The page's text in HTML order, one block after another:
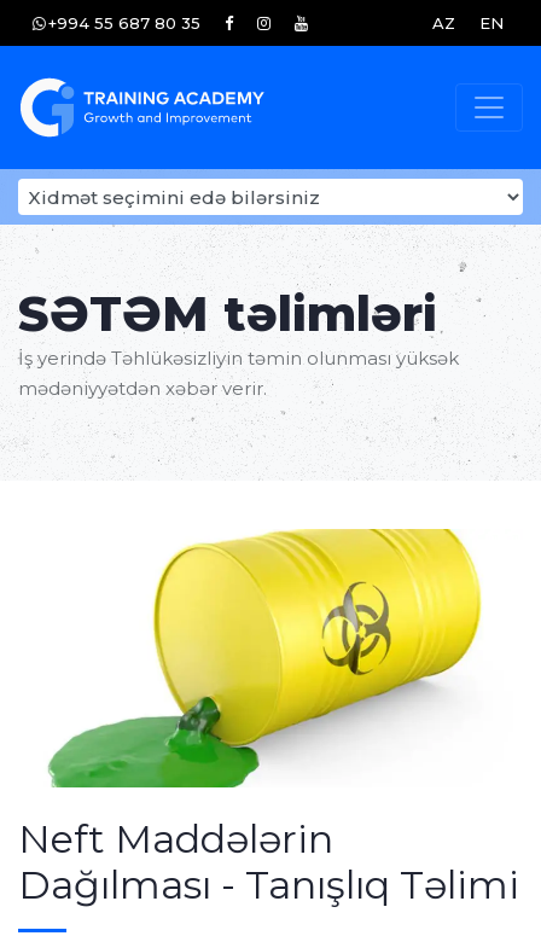
+994 55 687 80 35 AZ EN
SƏTƏM təlimləri
İş yerində Təhlükəsizliyin təmin olunması yüksək
mədəniyyətdən xəbər verir.
Neft Maddələrin
Dağılması - Tanışlıq Təlimi